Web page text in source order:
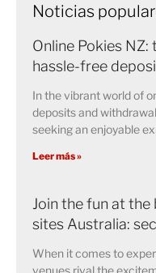
Noticias
Online Pokies
hassle-free
In the vibrant world of
deposits and
seeking an enjoyable
Leer más »
Join the fun at
sites Australia:
When it comes to
venues rival the